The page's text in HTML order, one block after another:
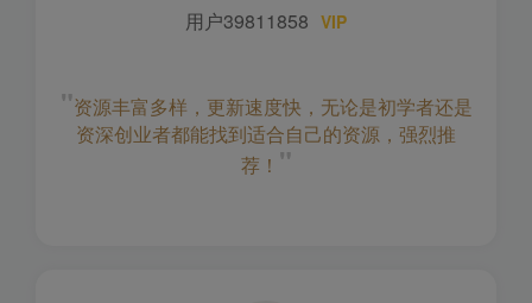
用户39811858 VIP
"资源丰富多样，更新速度快，无论是初学者还是
资深创业者都能找到适合自己的资源，强烈推
荐！ "